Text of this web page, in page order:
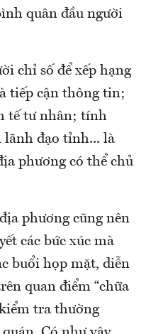
quân đầu người
chỉ số để xếp hạng
tiếp cận thông tin;
tế tư nhân; tính
lãnh đạo tỉnh... là
phương có thể chủ
phương cũng nên
các bức xúc mà
buổi họp mặt, diễn
quan điểm “chữa
tra thường